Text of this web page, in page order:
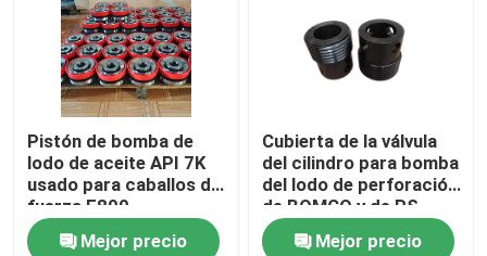
Pistón de bomba de
lodo de aceite API 7K
usado para caballos de
fuerza F800
Mejor precio
Cubierta de la válvula
del cilindro para bomba
del lodo de perforación
de BOMCO y de RS
F800
Mejor precio